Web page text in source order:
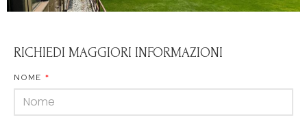
RICHIEDI MAGGIORI INFORMAZIONI
NOME